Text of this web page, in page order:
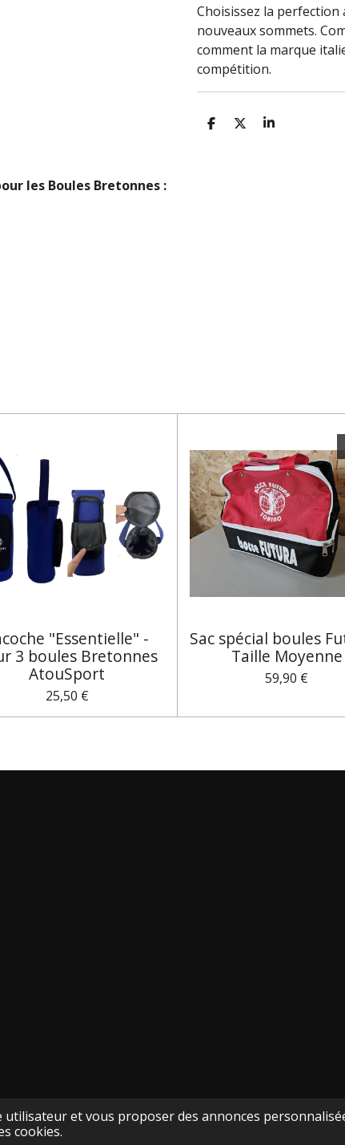
et vous proposer des annonces
cookies.
Choisissez la perfection
nouveaux sommets.
comment la marque
compétition.
P
P
P
les Boules Bretonnes :
"Essentielle" -
3 boules Bretonnes
AtouSport
25,50 €
Sac spécial boules
Taille Moyenne
59,90 €